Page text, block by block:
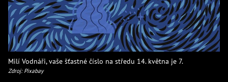
Milí Vodnáři, vaše šťastné číslo na středu 14. května je 7.
Zdroj: Pixabay